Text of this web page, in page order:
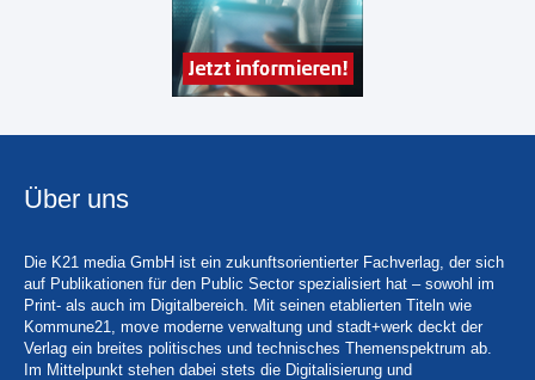
Über uns
Die K21 media GmbH ist ein zukunftsorientierter Fachverlag, der sich
auf Publikationen für den Public Sector spezialisiert hat – sowohl im
Print- als auch im Digitalbereich. Mit seinen etablierten Titeln wie
Kommune21, move moderne verwaltung und stadt+werk deckt der
Verlag ein breites politisches und technisches Themenspektrum ab.
Im Mittelpunkt stehen dabei stets die Digitalisierung und